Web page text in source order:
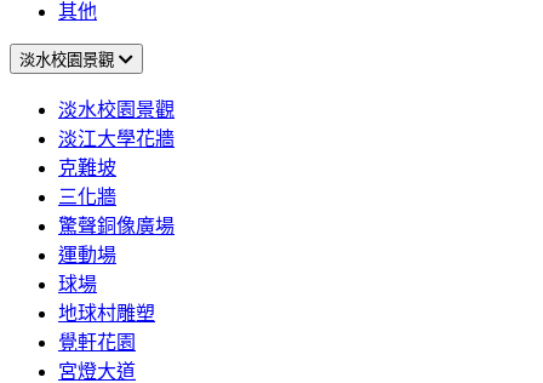
其他
淡水校園景觀
淡水校園景觀
淡江大學花牆
克難坡
三化牆
驚聲銅像廣場
運動場
球場
地球村雕塑
覺軒花園
宮燈大道